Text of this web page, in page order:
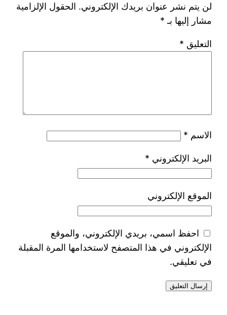
لن يتم نشر عنوان بريدك الإلكتروني. الحقول الإلزامية
مشار إليها بـ *
التعليق *
الاسم *
البريد الإلكتروني *
الموقع الإلكتروني
احفظ اسمي، بريدي الإلكتروني، والموقع
الإلكتروني في هذا المتصفح لاستخدامها المرة المقبلة
في تعليقي.